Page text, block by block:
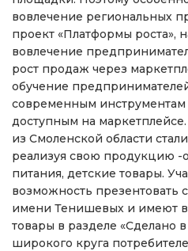
вовлечение региональных
проект «Платформы роста»,
вовлечение
рост продаж через
обучение
современным инструментам
доступным на
из Смоленской области
реализуя свою продукцию -
питания, детские товары.
возможность
имени Тенишевых и имеют
товары в разделе «Сделано
широкого круга